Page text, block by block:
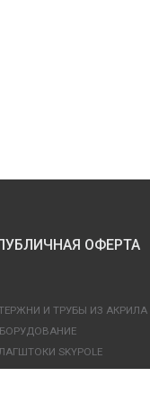
ОФЕРТА
И ТРУБЫ ИЗ АКРИЛА
SKYPOLE
ТЕХНОЛОГИИ